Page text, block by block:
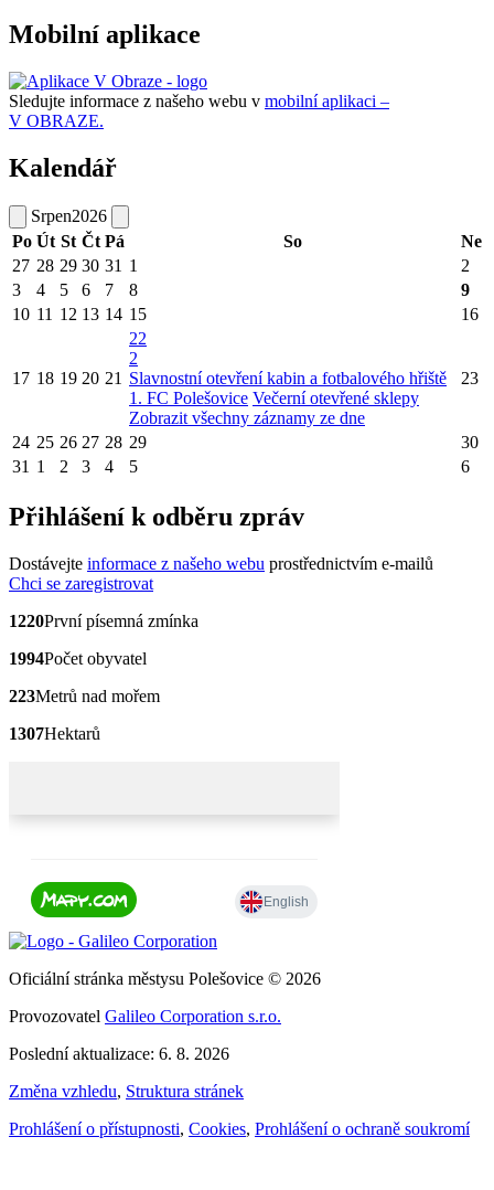
Mobilní aplikace
Sledujte informace z našeho webu v mobilní aplikaci –
V OBRAZE.
Kalendář
Srpen2026
Po Út St Čt Pá So
Ne
27 28 29 30 31 1
2
3
4 5 6 7 8
9
10 11 12 13 14 15 16
17 18 19 20 21
22
2
Slavnostní otevření kabin a fotbalového hřiště
1. FC Polešovice Večerní otevřené sklepy
Zobrazit všechny záznamy ze dne
23
24 25 26 27 28 29
30
31 1 2 3 4 5 6
Přihlášení k odběru zpráv
Dostávejte informace z našeho webu prostřednictvím e-mailů
Chci se zaregistrovat
1220První písemná zmínka
1994Počet obyvatel
223Metrů nad mořem
1307Hektarů
Oficiální stránka městysu Polešovice © 2026
Provozovatel Galileo Corporation s.r.o.
Poslední aktualizace: 6. 8. 2026
Změna vzhledu, Struktura stránek
Prohlášení o přístupnosti, Cookies, Prohlášení o ochraně soukromí